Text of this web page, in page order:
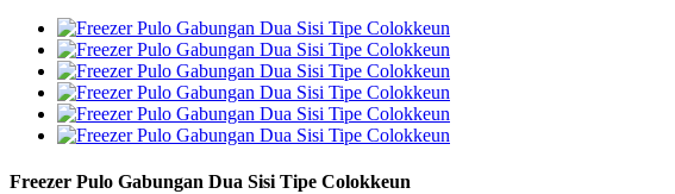
Freezer Pulo Gabungan Dua Sisi Tipe Colokkeun